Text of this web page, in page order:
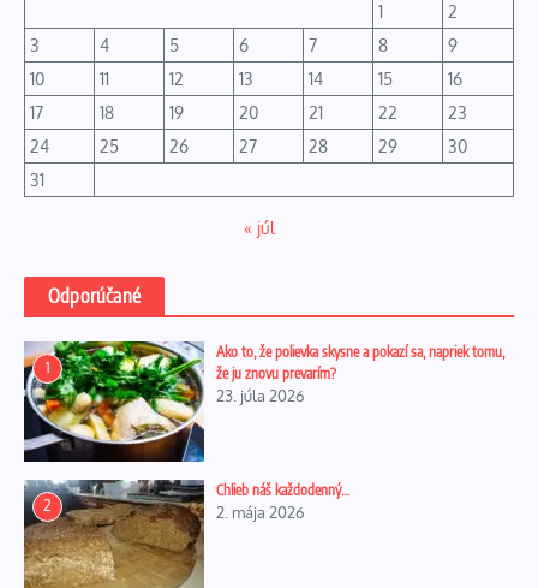
1
2
3
4 5 6 7 8
9
10
11 12 13 14 15
16
17
18 19 20 21 22
23
24
25 26 27 28 29
30
31
« júl
Odporúčané
1
Ako to, že polievka skysne a pokazí sa, napriek tomu,
že ju znovu prevarím?
23. júla 2026
2
Chlieb náš každodenný…
2. mája 2026